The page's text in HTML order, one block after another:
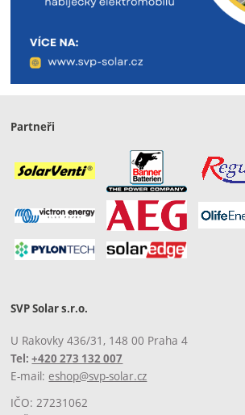
Partneři
SVP Solar s.r.o.
U Rakovky 436/31, 148 00 Praha 4
Tel:+420 273 132 007
E-mail: eshop@svp-solar.cz
IČO: 27231062